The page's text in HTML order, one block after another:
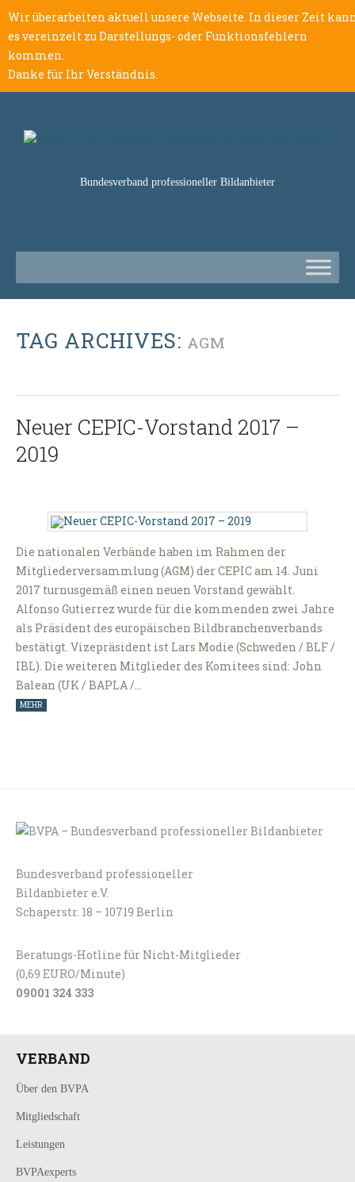
Wir überarbeiten aktuell unsere Webseite. In dieser Zeit
es vereinzelt zu Darstellungs- oder Funktionsfehlern
kommen.
Danke für Ihr Verständnis.
Bundesverband professioneller Bildanbieter
TAG ARCHIVES: AGM
Neuer CEPIC-Vorstand 2017 –
2019
Die nationalen Verbände haben im Rahmen der
Mitgliederversammlung (AGM) der CEPIC am 14. Juni
2017 turnusgemäß einen neuen Vorstand gewählt.
Alfonso Gutierrez wurde für die kommenden zwei Jahre
als Präsident des europäischen Bildbranchenverbands
bestätigt. Vizepräsident ist Lars Modie (Schweden / BLF /
IBL). Die weiteren Mitglieder des Komitees sind: John
Balean (UK / BAPLA /…
MEHR
Bundesverband professioneller
Bildanbieter e.V.
Schaperstr. 18 – 10719 Berlin
Beratungs-Hotline für Nicht-Mitglieder
(0,69 EURO/Minute)
09001 324 333
VERBAND
Über den BVPA
Mitgliedschaft
Leistungen
BVPAexperts